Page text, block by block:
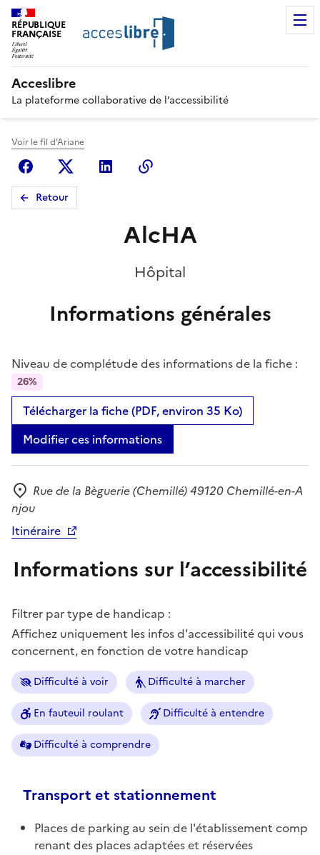
RÉPUBLIQUE
FRANÇAISE
Acceslibre
La plateforme collaborative de l’accessibilité
Voir le fil d'Ariane
FacebookX (anciennement Twitter)
Linkedin
Retour
AlcHA
Hôpital
Informations générales
Niveau de complétude des informations de la fiche :
26%
Télécharger la fiche (PDF, environ 35 Ko)
Modifier ces informations
Adresse
Rue de la Bèguerie (Chemillé) 49120 Chemillé-en-A
njou
Itinéraire
Informations sur l’accessibilité
Filtrer par type de handicap :
Affichez uniquement les infos d'accessibilité qui vous
concernent, en fonction de votre handicap
Difficulté à voir Difficulté à marcher
En fauteuil roulant Difficulté à entendre
Difficulté à comprendre
Transport et stationnement
Places de parking au sein de l'établissement comp
renant des places adaptées et réservées